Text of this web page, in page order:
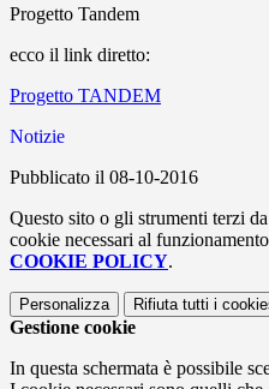
Progetto Tandem
ecco il link diretto:
Progetto TANDEM
Notizie
Pubblicato il 08-10-2016
Questo sito o gli strumenti terzi
cookie necessari al
COOKIE POLICY.
Personalizza Rifiuta tutti i
Gestione cookie
In questa schermata è possibile